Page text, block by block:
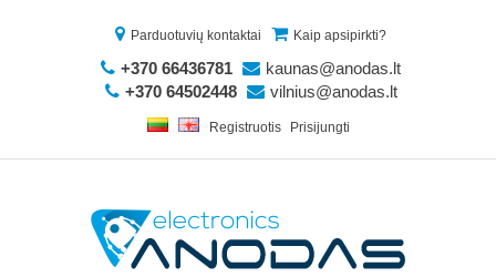
Parduotuvių kontaktai Kaip apsipirkti?
+370 66436781
kaunas@anodas.lt
+370 64502448
vilnius@anodas.lt
Registruotis Prisijungti